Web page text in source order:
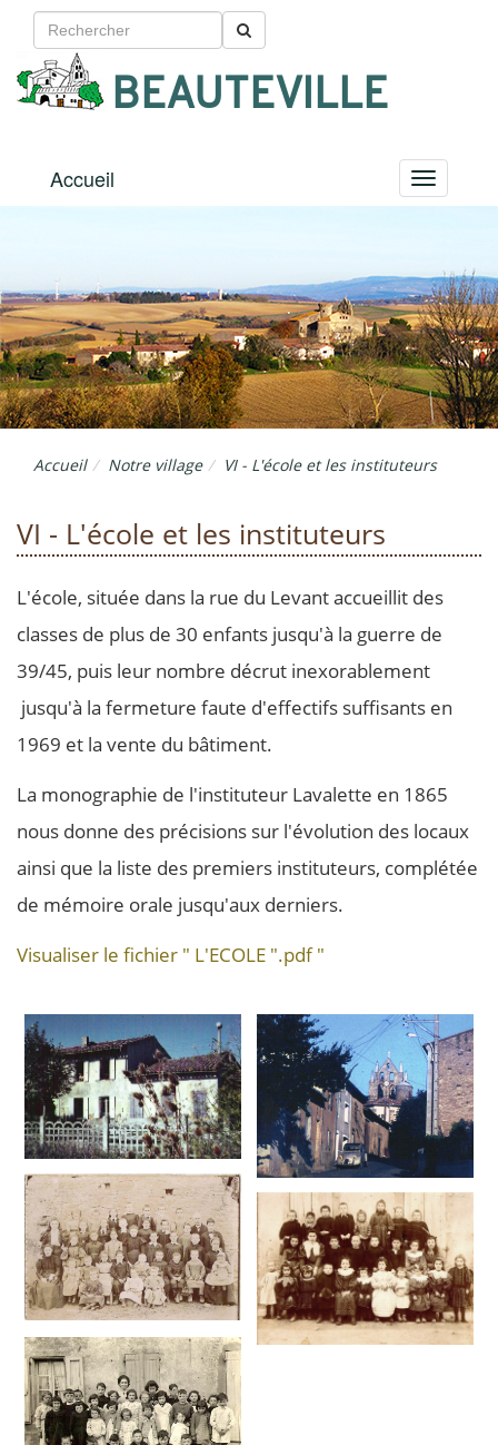
BEAUTEVILLE
Menu
Accueil
Accueil Notre village VI - L'école et les instituteurs
VI - L'école et les instituteurs
L'école, située dans la rue du Levant accueillit des
classes de plus de 30 enfants jusqu'à la guerre de
39/45, puis leur nombre décrut inexorablement
jusqu'à la fermeture faute d'effectifs suffisants en
1969 et la vente du bâtiment.
La monographie de l'instituteur Lavalette en 1865
nous donne des précisions sur l'évolution des locaux
ainsi que la liste des premiers instituteurs, complétée
de mémoire orale jusqu'aux derniers.
Visualiser le fichier " L'ECOLE ".pdf "